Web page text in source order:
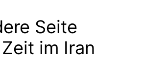
Seite
im Iran